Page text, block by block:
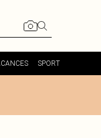
SPORT